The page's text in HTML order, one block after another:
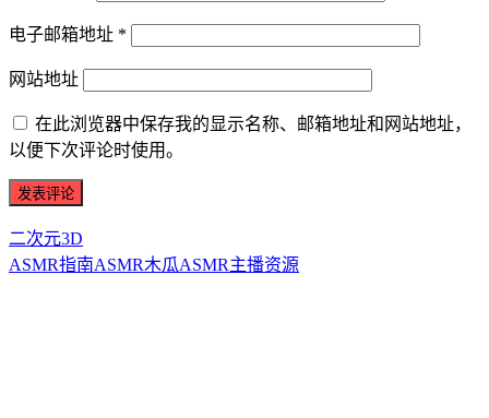
电子邮箱地址 *
网站地址
在此浏览器中保存我的显示名称、邮箱地址和网站地址，
以便下次评论时使用。
二次元3D
ASMR指南ASMR木瓜ASMR主播资源